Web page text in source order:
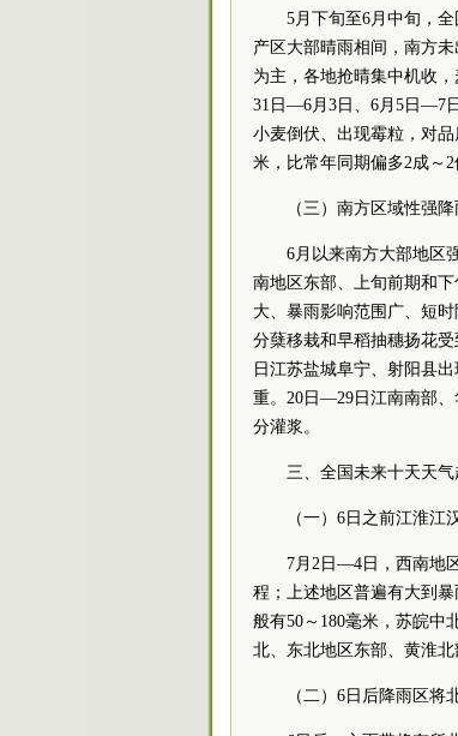
5月下旬至6月中旬，
产区大部晴雨相间，南方
为主，各地抢晴集中机收
31日—6月3日、6月5日—7
小麦倒伏、出现霉粒，对
米，比常年同期偏多2成～
（三）南方区域性强
6月以来南方大部地区
南地区东部、上旬前期和
大、暴雨影响范围广、短
分蘖移栽和早稻抽穗扬花
日江苏盐城阜宁、射阳县
重。20日—29日江南南部
分灌浆。
三、全国未来十天天气
（一）6日之前江淮江
7月2日—4日，西南地
程；上述地区普遍有大到
般有50～180毫米，苏皖中
北、东北地区东部、黄淮
（二）6日后降雨区